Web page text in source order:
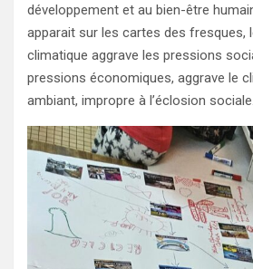
développement et au bien-être
apparait sur les cartes des fresques,
climatique aggrave les pressions
pressions économiques, aggrave le
ambiant, impropre à l’éclosion sociale.